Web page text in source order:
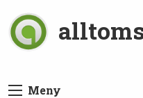
Meny